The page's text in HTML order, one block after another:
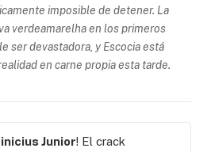
imposible de detener. La
verdeamarelhaen los primeros
ser devastadora, y Escocia está
en carne propia esta tarde.
Junior! El crack